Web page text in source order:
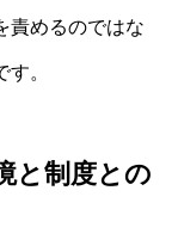
責めるのではな
。
と制度との